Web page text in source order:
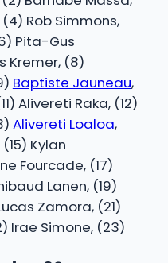
Rob Simmons,
Pita-Gus
Kremer, (8)
Baptiste Jauneau,
Alivereti Raka, (12)
Alivereti Loaloa,
Kylan
Fourcade, (17)
Lanen, (19)
Zamora, (21)
Irae Simone, (23)